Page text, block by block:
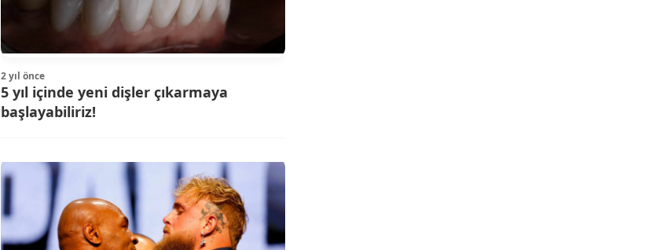
2 yıl önce
5 yıl içinde yeni dişler çıkarmaya
başlayabiliriz!